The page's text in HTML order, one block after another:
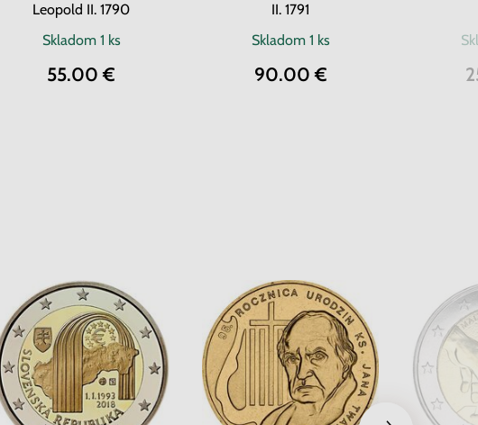
Leopold II. 1790
Skladom 1 ks
55.00 €
II. 1791
Skladom 1 ks
90.00 €